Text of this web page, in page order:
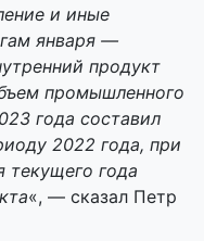
и иные
января —
продукт
промышленного
года составил
2022 года, при
текущего года
«, — сказал Петр